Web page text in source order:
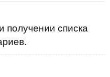
списка